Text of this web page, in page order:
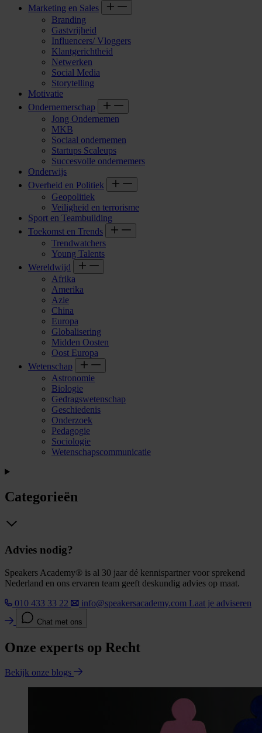
Marketing en Sales
Branding
Gastvrijheid
Influencers/ Vloggers
Klantgerichtheid
Netwerken
Social Media
Storytelling
Motivatie
Ondernemerschap
Jong Ondernemen
MKB
Sociaal ondernemen
Startups Scaleups
Succesvolle ondernemers
Onderwijs
Overheid en Politiek
Geopolitiek
Veiligheid en terrorisme
Sport en Teambuilding
Toekomst en Trends
Trendwatchers
Young Talents
Wereldwijd
Afrika
Amerika
Azie
China
Europa
Globalisering
Midden Oosten
Oost Europa
Wetenschap
Astronomie
Biologie
Gedragswetenschap
Geschiedenis
Onderzoek
Pedagogie
Sociologie
Wetenschapscommunicatie
Categorieën
Advies nodig?
Speakers Academy® is al 30 jaar dé kennispartner voor sprekend
Nederland en ons ervaren team geeft deskundig advies op maat.
010 433 33 22
info@speakersacademy.com Laat je adviseren
Chat met ons
Onze experts op Recht
Bekijk onze blogs